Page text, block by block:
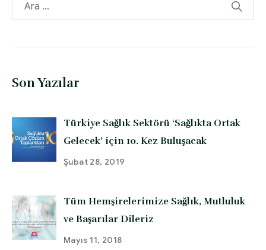
Son Yazılar
Türkiye Sağlık Sektörü ‘Sağlıkta Ortak
Gelecek’ için 10. Kez Buluşacak
Şubat 28, 2019
Tüm Hemşirelerimize Sağlık, Mutluluk
ve Başarılar Dileriz
Mayıs 11, 2018